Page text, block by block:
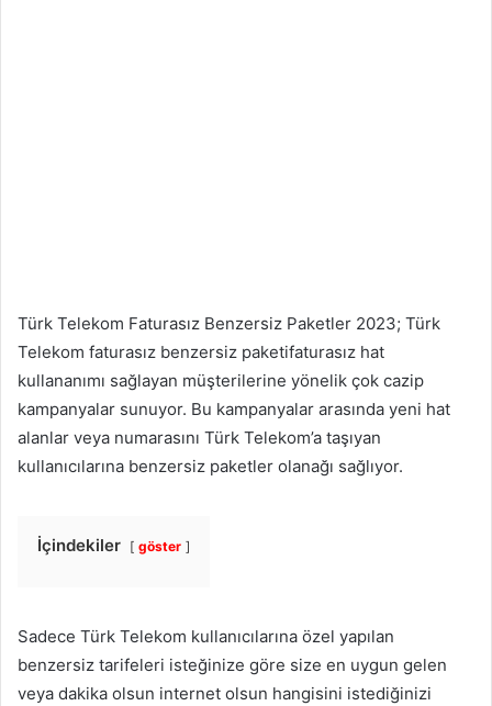
Türk Telekom Faturasız Benzersiz Paketler 2023; Türk
Telekom faturasız benzersiz paketifaturasız hat
kullananımı sağlayan müşterilerine yönelik çok cazip
kampanyalar sunuyor. Bu kampanyalar arasında yeni hat
alanlar veya numarasını Türk Telekom’a taşıyan
kullanıcılarına benzersiz paketler olanağı sağlıyor.
İçindekiler göster
Sadece Türk Telekom kullanıcılarına özel yapılan
benzersiz tarifeleri isteğinize göre size en uygun gelen
veya dakika olsun internet olsun hangisini istediğinizi